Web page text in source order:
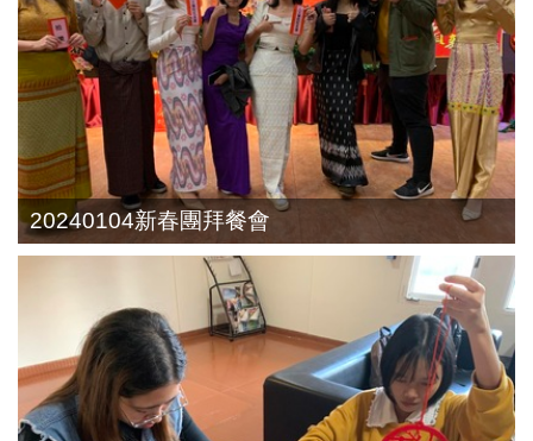
20240104新春團拜餐會